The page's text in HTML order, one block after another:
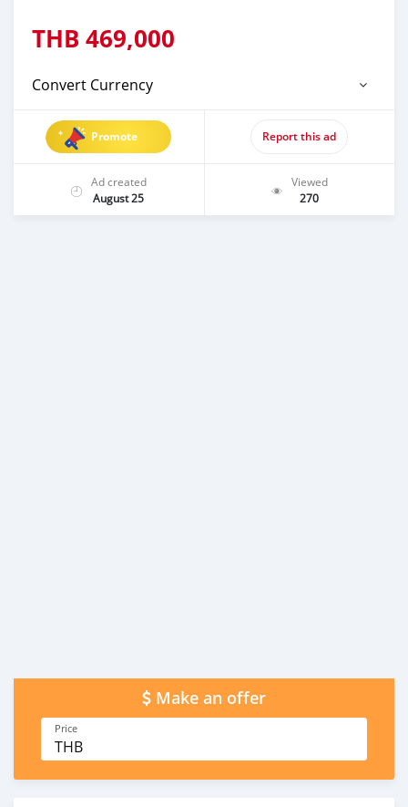
THB 469,000
Convert Currency
Promote Report this ad
Ad created
August 25
Viewed
270
Make an offer
Price
THB